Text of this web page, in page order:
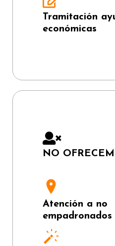
Tramitación
económicas
NO
Atención a no
empadronados